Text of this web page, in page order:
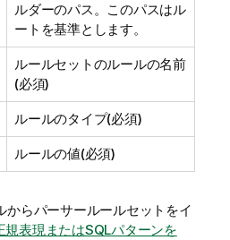
ルダーのパス。このパスはル
ートを基準とします。
ルールセットのルールの名前
(必須)
ルールのタイプ(必須)
ルールの値(必須)
からパーサールールセットをイ
規表現またはSQLパターンを